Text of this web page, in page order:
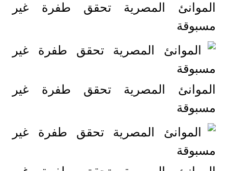
الموانئ المصرية تحقق طفرة غير
مسبوقة
الموانئ المصرية تحقق طفرة غير
مسبوقة